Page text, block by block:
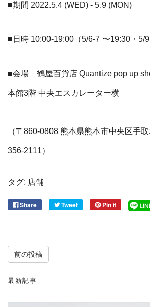
■期間 2022.5.4 (WED) - 5.9 (MON)
■日時 10:00-19:00（5/6-7 〜19:30・5/9
■会場 鶴屋百貨店 Quantize pop up
本館3階 中央エスカレーター横
（〒860-0808 熊本県熊本市中央区手
356-2111）
タグ: 店舗
Share Tweet Pin it
前の投稿
最新記事